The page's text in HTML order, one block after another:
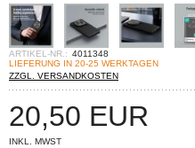
ARTIKEL-NR.: 4011348
LIEFERUNG IN 20-25 WERKTAGEN
ZZGL. VERSANDKOSTEN
20,50 EUR
INKL. MWST